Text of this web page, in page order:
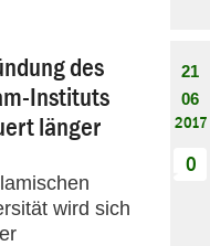
des
Instituts
länger
wird sich
21
06
2017
0